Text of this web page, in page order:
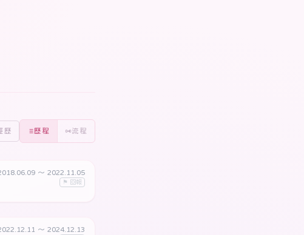
歷 歷程 流程
〜 2022.11.05
⚑ 回報
〜 2024.12.13